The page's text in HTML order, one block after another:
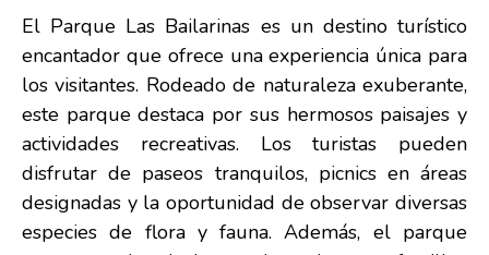
El Parque Las Bailarinas es un destino turístico
encantador que ofrece una experiencia única para
los visitantes. Rodeado de naturaleza exuberante,
este parque destaca por sus hermosos paisajes y
actividades recreativas. Los turistas pueden
disfrutar de paseos tranquilos, picnics en áreas
designadas y la oportunidad de observar diversas
especies de flora y fauna. Además, el parque